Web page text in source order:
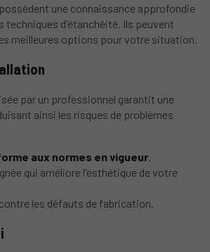
une connaissance approfondie
techniques d'étanchéité. Ils peuvent
meilleures options pour votre situation.
par un professionnel garantit une
ainsi les risques de problèmes
aux normes en vigueur.
qui améliore l'esthétique de votre
les défauts de fabrication.